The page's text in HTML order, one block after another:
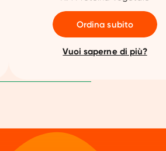
Ordina subito
Vuoi saperne di più?